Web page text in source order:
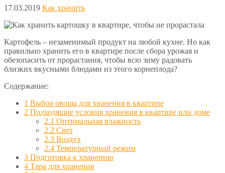
17.03.2019 Как хранить
Картофель – незаменимый продукт на любой кухне. Но как
правильно хранить его в квартире после сбора урожая и
обезопасить от прорастания, чтобы всю зиму радовать
близких вкусными блюдами из этого корнеплода?
Содержание:
1 Выбор овоща для хранения в квартире
2 Подходящие условия хранения в квартире или доме
2.1 Оптимальная влажность
2.2 Свет
2.3 Воздух
2.4 Температурный режим
3 Подготовка к хранению
4 Тара для хранения